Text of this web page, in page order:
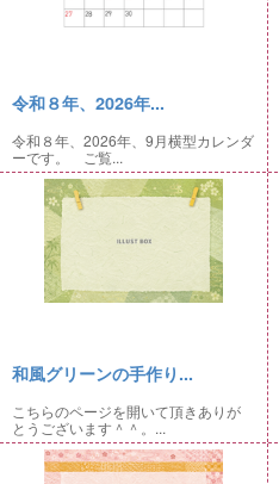
令和８年、2026年...
令和８年、2026年、9月横型カレンダ
ーです。 ご覧...
和風グリーンの手作り...
こちらのページを開いて頂きありが
とうございます＾＾。...